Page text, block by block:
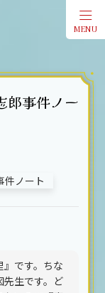
MENU
会員登録
事件ノー
です。ちな
先生です。ど